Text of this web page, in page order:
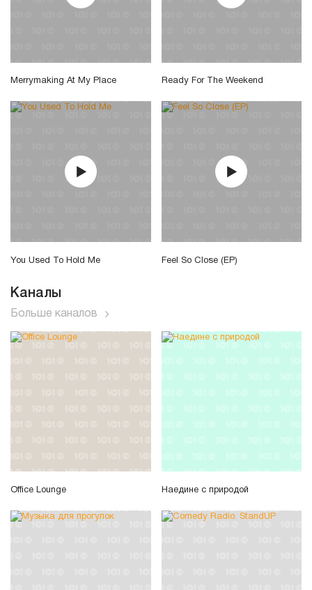
Merrymaking At My Place Ready For The Weekend
You Used To Hold Me Feel So Close (EP)
Каналы
Больше каналов
Office Lounge Наедине с природой